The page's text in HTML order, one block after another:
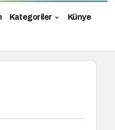
Kategoriler Künye